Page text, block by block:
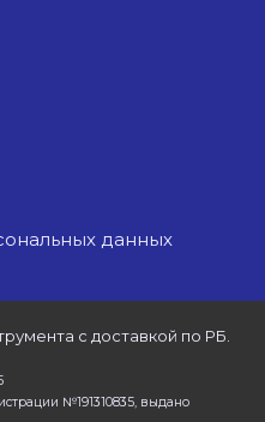
данных
с доставкой по РБ.
№191310835, выдано